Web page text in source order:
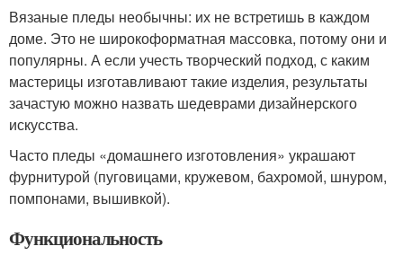
Вязаные пледы необычны: их не встретишь в каждом
доме. Это не широкоформатная массовка, потому они и
популярны. А если учесть творческий подход, с каким
мастерицы изготавливают такие изделия, результаты
зачастую можно назвать шедеврами дизайнерского
искусства.
Часто пледы «домашнего изготовления» украшают
фурнитурой (пуговицами, кружевом, бахромой, шнуром,
помпонами, вышивкой).
Функциональность